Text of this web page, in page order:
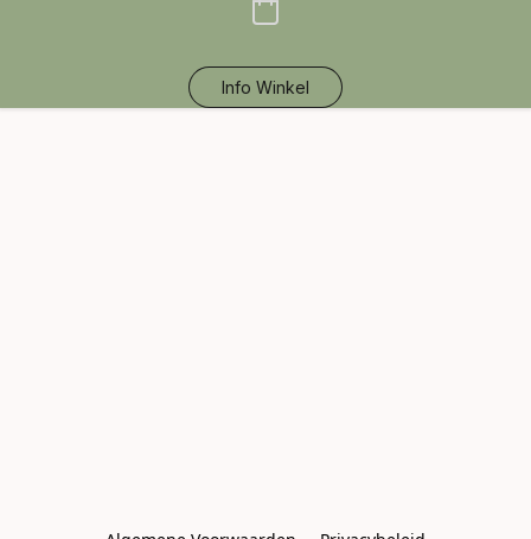
Info Winkel